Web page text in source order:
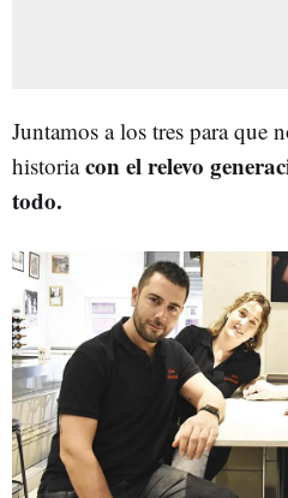
Juntamos a los tres para que
historiacon el relevo
todo.